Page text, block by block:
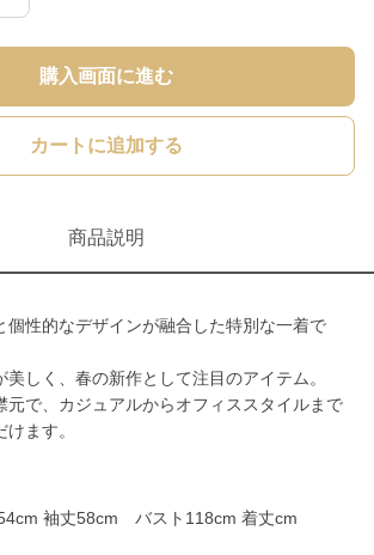
購入画面に進む
カートに追加する
商品説明
個性的なデザインが融合した特別な一着で
美しく、春の新作として注目のアイテム。
元で、カジュアルからオフィススタイルまで
ます。
袖丈58cm バスト118cm 着丈cm